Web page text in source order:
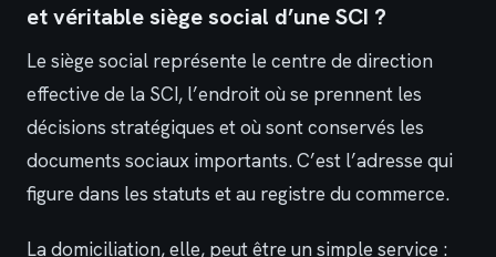
et véritable siège social d’une SCI ?
Le siège social représente le centre de direction
effective de la SCI, l’endroit où se prennent les
décisions stratégiques et où sont conservés les
documents sociaux importants. C’est l’adresse qui
figure dans les statuts et au registre du commerce.
La domiciliation, elle, peut être un simple service :